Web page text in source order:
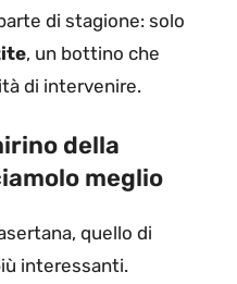
di stagione: solo
, un bottino che
di intervenire.
della
meglio
quello di
interessanti.